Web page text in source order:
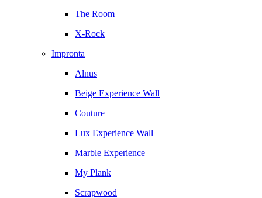
The Room
X-Rock
Impronta
Alnus
Beige Experience Wall
Couture
Lux Experience Wall
Marble Experience
My Plank
Scrapwood